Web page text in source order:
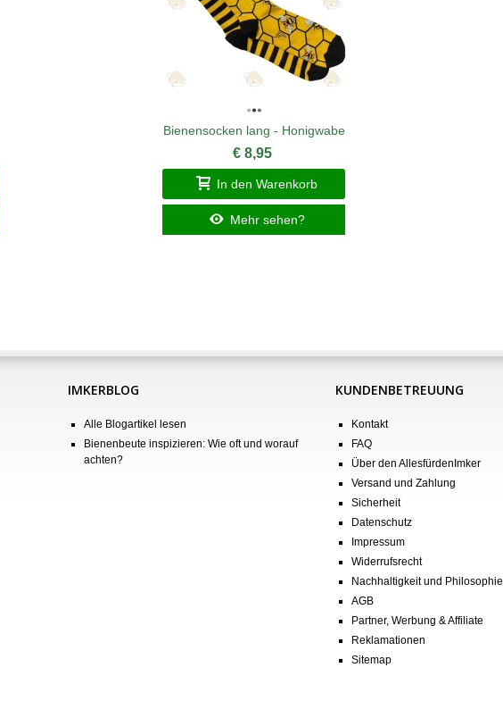
Bienensocken lang - Honigwabe
€ 8,95
In den Warenkorb
Mehr sehen?
IMKERBLOG
Alle Blogartikel lesen
Bienenbeute inspizieren: Wie oft und worauf
achten?
KUNDENBETREUUNG
Kontakt
FAQ
Über den AllesfürdenImker
Versand und Zahlung
Sicherheit
Datenschutz
Impressum
Widerrufsrecht
Nachhaltigkeit und Philosophie
AGB
Partner, Werbung & Affiliate
Reklamationen
Sitemap